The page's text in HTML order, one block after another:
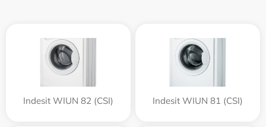
Indesit WIUN 82 (CSI) Indesit WIUN 81 (CSI)